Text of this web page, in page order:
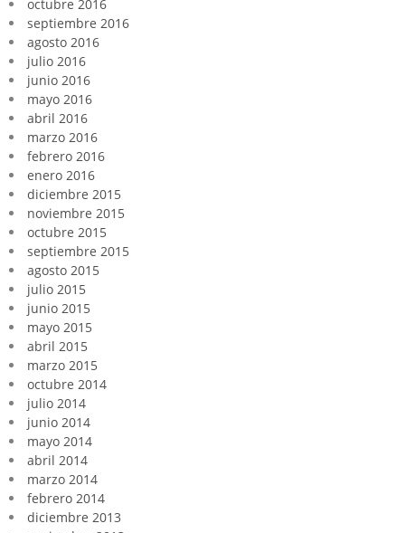
octubre 2016
septiembre 2016
agosto 2016
julio 2016
junio 2016
mayo 2016
abril 2016
marzo 2016
febrero 2016
enero 2016
diciembre 2015
noviembre 2015
octubre 2015
septiembre 2015
agosto 2015
julio 2015
junio 2015
mayo 2015
abril 2015
marzo 2015
octubre 2014
julio 2014
junio 2014
mayo 2014
abril 2014
marzo 2014
febrero 2014
diciembre 2013